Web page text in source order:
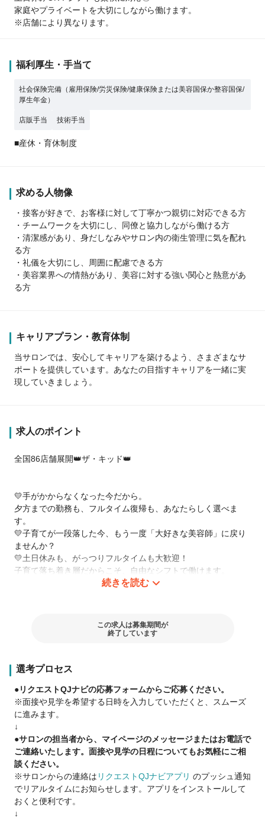
家庭やプライベートを大切にしながら働けます。
※店舗により異なります。
福利厚生・手当て
社会保険完備（雇用保険/労災保険/健康保険または美容国保か整容国保/
厚生年金）
店販手当 技術手当
■産休・育休制度
求める人物像
・接客が好きで、お客様に対して丁寧かつ親切に対応できる方
・チームワークを大切にし、同僚と協力しながら働ける方
・清潔感があり、身だしなみやサロン内の衛生管理に気を配れ
る方
・礼儀を大切にし、周囲に配慮できる方
・美容業界への情熱があり、美容に対する強い関心と熱意があ
る方
キャリアプラン・教育体制
当サロンでは、安心してキャリアを築けるよう、さまざまなサ
ポートを提供しています。あなたの目指すキャリアを一緒に実
現していきましょう。
求人のポイント
全国86店舗展開👑ザ・キッド👑
💛手がかからなくなった今だから。
夕方までの勤務も、フルタイム復帰も、あなたらしく選べま
す。
💛子育てが一段落した今、もう一度「大好きな美容師」に戻り
ませんか？
💛土日休みも、がっつりフルタイムも大歓迎！
子育て落ち着き層だからこそ、自由なシフトで働けます。
最初からカットは不安な方も
カラーメインの美容師として活躍がでも可！
Eラーニング教育システムで学び徐々に自信を取り戻し
＊随時働き方変更可
＊正社員登用あり
＊扶養内勤務・社会保険加入などご相談ください
＊パートして10年以上活躍しているスタッフも！
＼ スタッフの声 ／
「もう美容師には戻れないと思っていました」
続きを読む
この求人は募集期間が
終了しています
選考プロセス
●リクエストQJナビの応募フォームからご応募ください。
※面接や見学を希望する日時を入力していただくと、スムーズ
に進みます。
↓
●サロンの担当者から、マイページのメッセージまたはお電話で
ご連絡いたします。面接や見学の日程についてもお気軽にご相
談ください。
※サロンからの連絡は リクエストQJナビアプリ のプッシュ通知
でリアルタイムにお知らせします。アプリをインストールして
おくと便利です。
↓